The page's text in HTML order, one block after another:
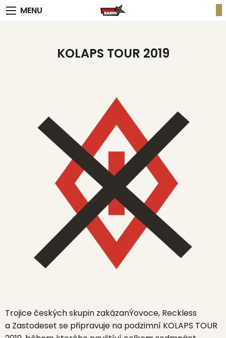
MENU
KOLAPS TOUR 2019
Trojice českých skupin zakázanÝovoce, Reckless
a Zastodeset se připravuje na podzimní KOLAPS TOUR